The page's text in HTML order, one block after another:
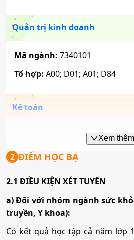
Quản trị kinh doanh
Mã ngành: 7340101
Tổ hợp: A00; D01; A01; D84
Kế toán
7340301
Tổ hợp:A00; D01; A01; D84
Công nghệ thông tin
Mã ngành:7480201
Tổ hợp:A00; D01; A01; A10
Xem thêm
2 ĐIỂM HỌC BẠ
2.1 ĐIỀU KIỆN XÉT TUYỂN
a) Đối với nhóm ngành sức
truyền, Y khoa):
Có kết quả học tập cả năm lớp